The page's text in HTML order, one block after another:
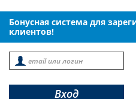
Бонусная система для
клиентов!
Вход